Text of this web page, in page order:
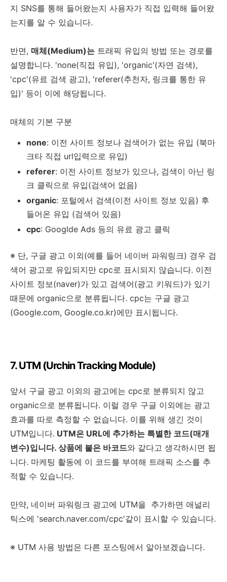
지 SNS를 통해 들어왔는지 사용자가 직접 입력해 들어왔
는지를 알 수 있습니다.
반면, 매체(Medium)는 트래픽 유입의 방법 또는 경로를
설명합니다. 'none(직접 유입), 'organic'(자연 검색),
'cpc'(유료 검색 광고), 'referer(추천자, 링크를 통한 유
입)' 등이 이에 해당됩니다.
매체의 기본 구분
none: 이전 사이트 정보나 검색어가 없는 유입 (북마
크타 직접 url입력으로 유입)
referer: 이전 사이트 정보가 있으나, 검색이 아닌 링
크 클릭으로 유입(검색어 없음)
organic: 포털에서 검색(이전 사이트 정보 있음) 후
들어온 유입 (검색어 있음)
cpc: Googlde Ads 등의 유료 광고 클릭
※ 단, 구글 광고 이외(예를 들어 네이버 파워링크) 경우 검
색어 광고로 유입되지만 cpc로 표시되지 않습니다. 이전
사이트 정보(naver)가 있고 검색어(광고 키워드)가 있기
때문에 organic으로 분류됩니다. cpc는 구글 광고
(Google.com, Google.co.kr)에만 표시됩니다.
7. UTM (Urchin Tracking Module)
앞서 구글 광고 이외의 광고에는 cpc로 분류되지 않고
organic으로 분류됩니다. 이럴 경우 구글 이외에는 광고
효과를 따로 측정할 수 없습니다. 이를 위해 생긴 것이
UTM입니다. UTM은 URL에 추가하는 특별한 코드(매개
변수)입니다. 상품에 붙은 바코드와 같다고 생각하시면 됩
니다. 마케팅 활동에 이 코드를 부여해 트래픽 소스를 추
적할 수 있습니다.
만약, 네이버 파워링크 광고에 UTM을 추가하면 애널리
틱스에 'search.naver.com/cpc'같이 표시할 수 있습니다.
※ UTM 사용 방법은 다른 포스팅에서 알아보겠습니다.